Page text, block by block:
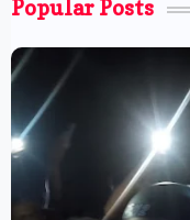
Popular Posts